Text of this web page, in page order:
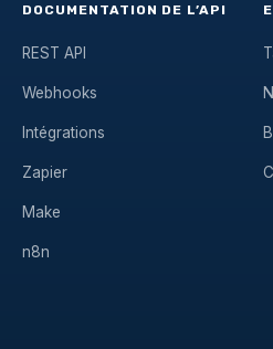
DOCUMENTATION DE L’API
REST API
Webhooks
Intégrations
Zapier
Make
n8n